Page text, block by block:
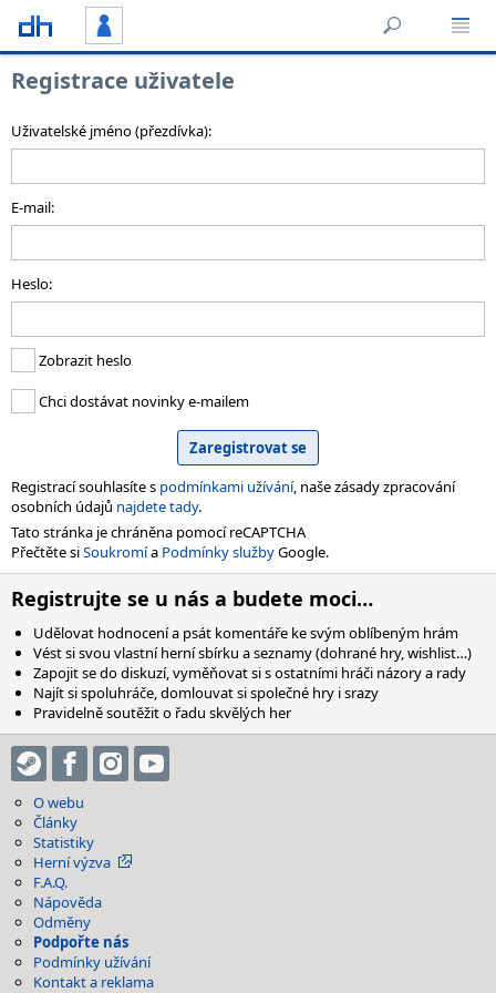
Registrace uživatele
Uživatelské jméno (přezdívka):
E-mail:
Heslo:
Zobrazit heslo
Chci dostávat novinky e-mailem
Registrací souhlasíte s podmínkami užívání, naše zásady zpracování
osobních údajů najdete tady.
Tato stránka je chráněna pomocí reCAPTCHA
Přečtěte siSoukromía Podmínky službyGoogle.
Registrujte se u nás a budete moci…
Udělovat hodnocení a psát komentáře ke svým oblíbeným hrám
Vést si svou vlastní herní sbírku a seznamy (dohrané hry, wishlist…)
Zapojit se do diskuzí, vyměňovat si s ostatními hráči názory a rady
Najít si spoluhráče, domlouvat si společné hry i srazy
Pravidelně soutěžit o řadu skvělých her
O webu
Články
Statistiky
Herní výzva
F.A.Q.
Nápověda
Odměny
Podpořte nás
Podmínky užívání
Kontakt a reklama